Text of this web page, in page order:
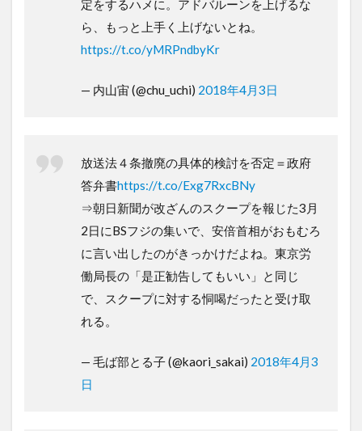
定をするハメに。アドバルーンを上げるな
ら、もっと上手く上げないとね。
https://t.co/yMRPndbyKr
— 内山宙 (@chu_uchi) 2018年4月3日
放送法４条撤廃の具体的検討を否定＝政府
答弁書https://t.co/Exg7RxcBNy
⇒朝日新聞が改ざんのスクープを報じた3月
2日にBSフジの集いで、安倍首相がおもむろ
に言い出したのがきっかけだよね。東京労
働局長の「是正勧告してもいい」と同じ
で、スクープに対する恫喝だったと受け取
れる。
— 毛ば部とる子 (@kaori_sakai) 2018年4月3
日